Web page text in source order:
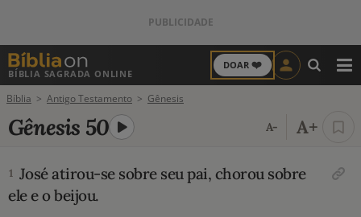
BÍBLIA SAGRADA ONLINE
DOAR ❤️
ANTIGO TESTAMENTO
VERSÍCULOS
Bíblia Antigo Testamento Gênesis
Gênesis 50 A- A+
1 José atirou-se sobre seu pai, chorou sobre
ele e o beijou.